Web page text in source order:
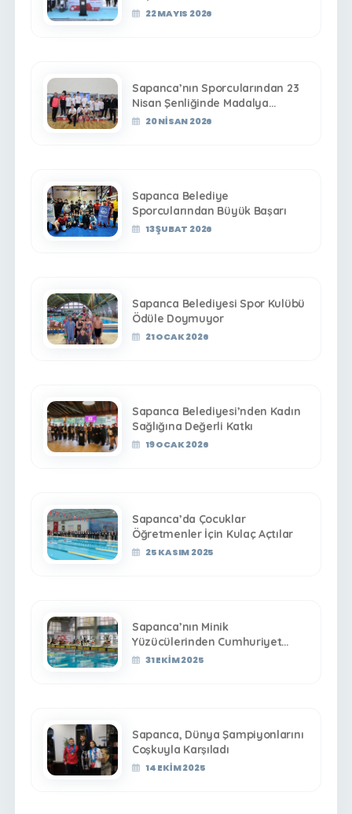
22 MAYIS 2026
Sapanca’nın Sporcularından 23
Nisan Şenliğinde Madalya
Yağmuru
20 NISAN 2026
Sapanca Belediye
Sporcularından Büyük Başarı
13 ŞUBAT 2026
Sapanca Belediyesi Spor Kulübü
Ödüle Doymuyor
21 OCAK 2026
Sapanca Belediyesi’nden Kadın
Sağlığına Değerli Katkı
19 OCAK 2026
Sapanca’da Çocuklar
Öğretmenler İçin Kulaç Açtılar
25 KASIM 2025
Sapanca’nın Minik
Yüzücülerinden Cumhuriyet
Coşkusuna Yakışan Başarılar
31 EKIM 2025
Sapanca, Dünya Şampiyonlarını
Coşkuyla Karşıladı
14 EKIM 2025